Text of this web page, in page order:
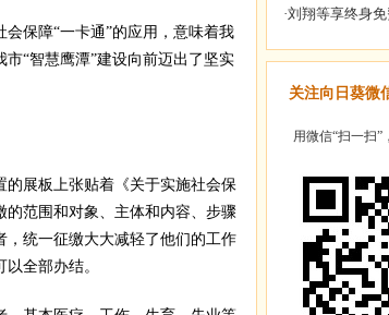
保障“一卡通”的应用，意味着我
“智慧鹰潭”建设向前迈出了坚实
展板上张贴着《关于实施社会保
的范围和对象、主体和内容、步骤
统一征缴大大减轻了他们的工作
全部办结。
关注向日葵微
用微信“扫一扫”